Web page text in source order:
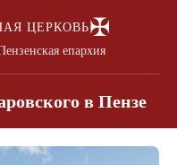
ЦЕРКОВЬ✠
епархия
в Пензе